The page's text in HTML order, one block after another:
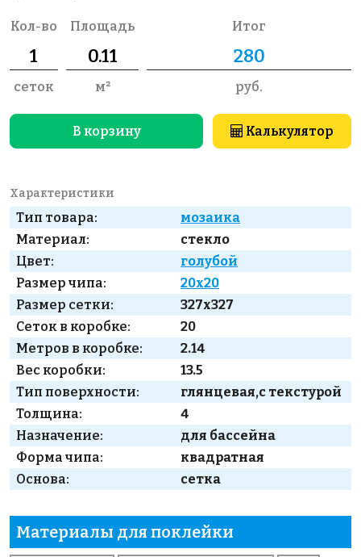
Кол-во
сеток
Площадь
м²
Итог
руб.
В корзину Калькулятор
Характеристики
Тип товара:
мозаика
Материал:
стекло
Цвет:
голубой
Размер чипа:
20x20
Размер сетки:
327x327
Сеток в коробке:
20
Метров в коробке:
2.14
Вес коробки:
13.5
Тип поверхности:
глянцевая,с текстурой
Толщина:
4
Назначение:
для бассейна
Форма чипа:
квадратная
Основа:
сетка
Материалы для поклейки